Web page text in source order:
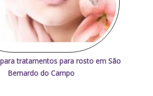
tratamentos para rosto em São
Bernardo do Campo